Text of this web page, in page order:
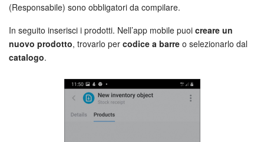
(Responsabile) sono obbligatori da compilare.
In seguito inserisci i prodotti. Nell’app mobile puoi creare un
nuovo prodotto, trovarlo per codice a barre o selezionarlo dal
catalogo.